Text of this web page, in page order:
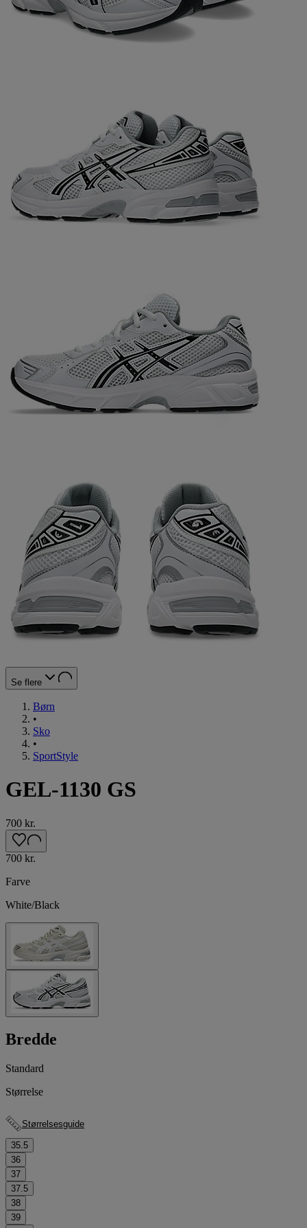
Se flere
Børn
•
Sko
•
SportStyle
GEL-1130 GS
700 kr.
700 kr.
Farve
White/Black
Bredde
Standard
Størrelse
Størrelsesguide
35.5
36
37
37.5
38
39